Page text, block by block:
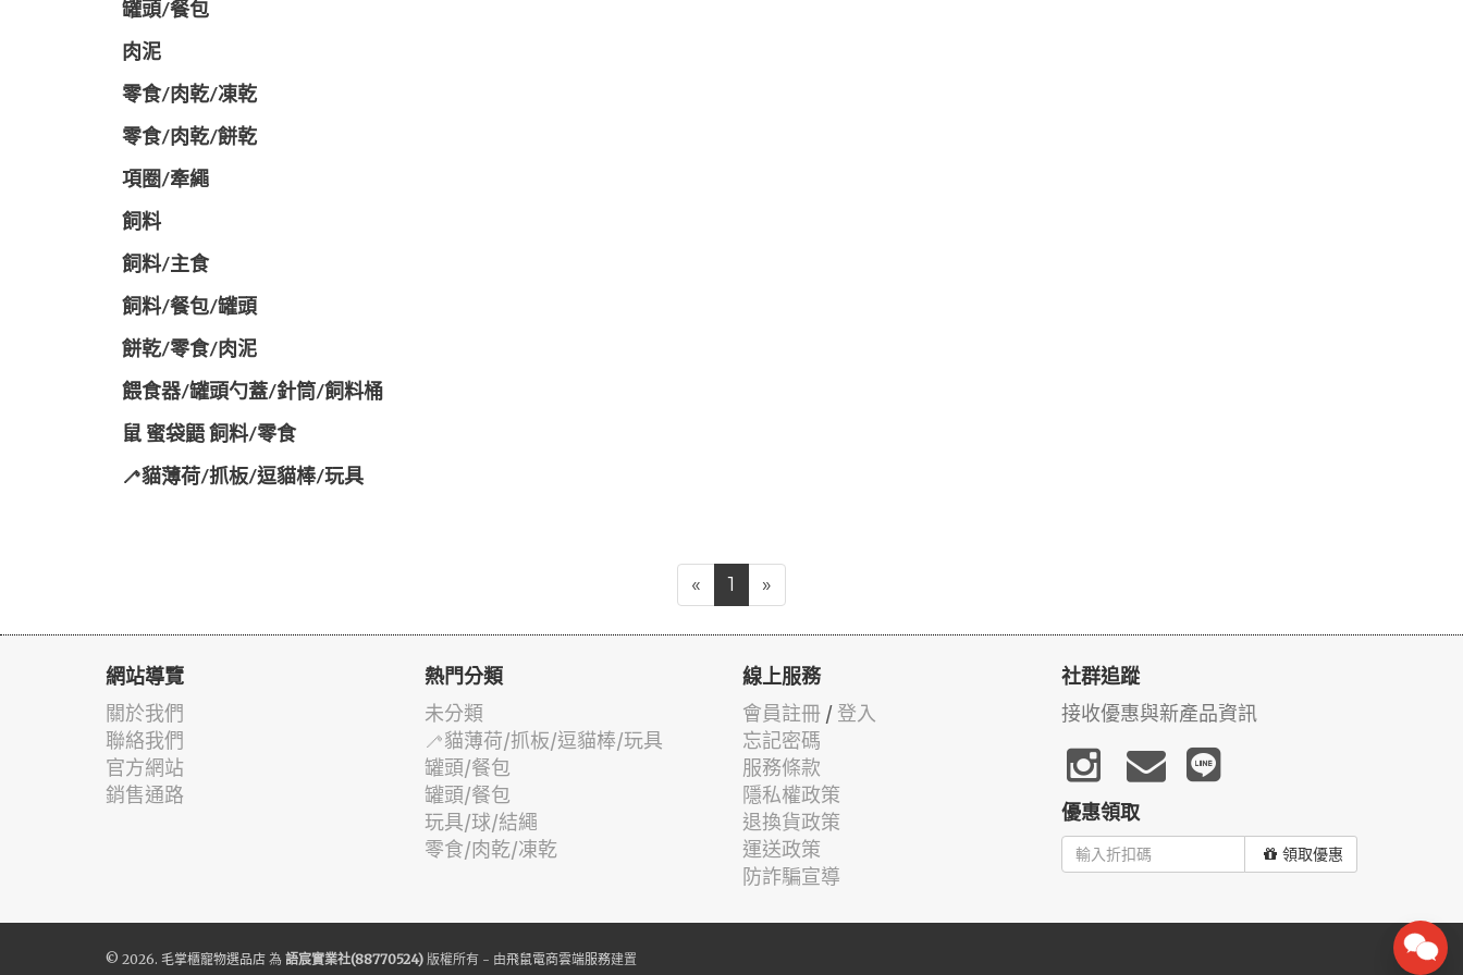
罐頭/餐包
肉泥
零食/肉乾/凍乾
零食/肉乾/餅乾
項圈/牽繩
飼料
飼料/主食
飼料/餐包/罐頭
餅乾/零食/肉泥
餵食器/罐頭勺蓋/針筒/飼料桶
鼠 蜜袋鼯 飼料/零食
🦯貓薄荷/抓板/逗貓棒/玩具
« 1 »
網站導覽
關於我們
聯絡我們
官方網站
銷售通路
熱門分類
未分類
🦯貓薄荷/抓板/逗貓棒/玩具
罐頭/餐包
罐頭/餐包
玩具/球/結繩
零食/肉乾/凍乾
線上服務
會員註冊 / 登入
忘記密碼
服務條款
隱私權政策
退換貨政策
運送政策
防詐騙宣導
社群追蹤
接收優惠與新產品資訊
優惠領取
領取優惠
© 2026. 毛掌櫃寵物選品店 為 語宸實業社(88770524) 版權所有 - 由飛鼠電商雲端服務建置